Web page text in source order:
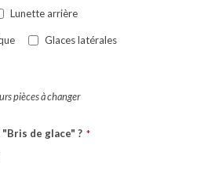
Lunette arrière
Glaces latérales
pièces à changer
de glace" ? *